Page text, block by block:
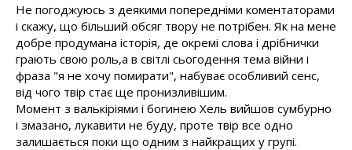
Не погоджуюсь з деякими попередніми коментаторами
і скажу, що більший обсяг твору не потрібен. Як на мене
добре продумана історія, де окремі слова і дрібнички
грають свою роль,а в світлі сьогодення тема війни і
фраза "я не хочу помирати", набуває особливий сенс,
від чого твір стає ще пронизливішим.
Момент з валькіріями і богинею Хель вийшов сумбурно
і змазано, лукавити не буду, проте твір все одно
залишається поки що одним з найкращих у групі.